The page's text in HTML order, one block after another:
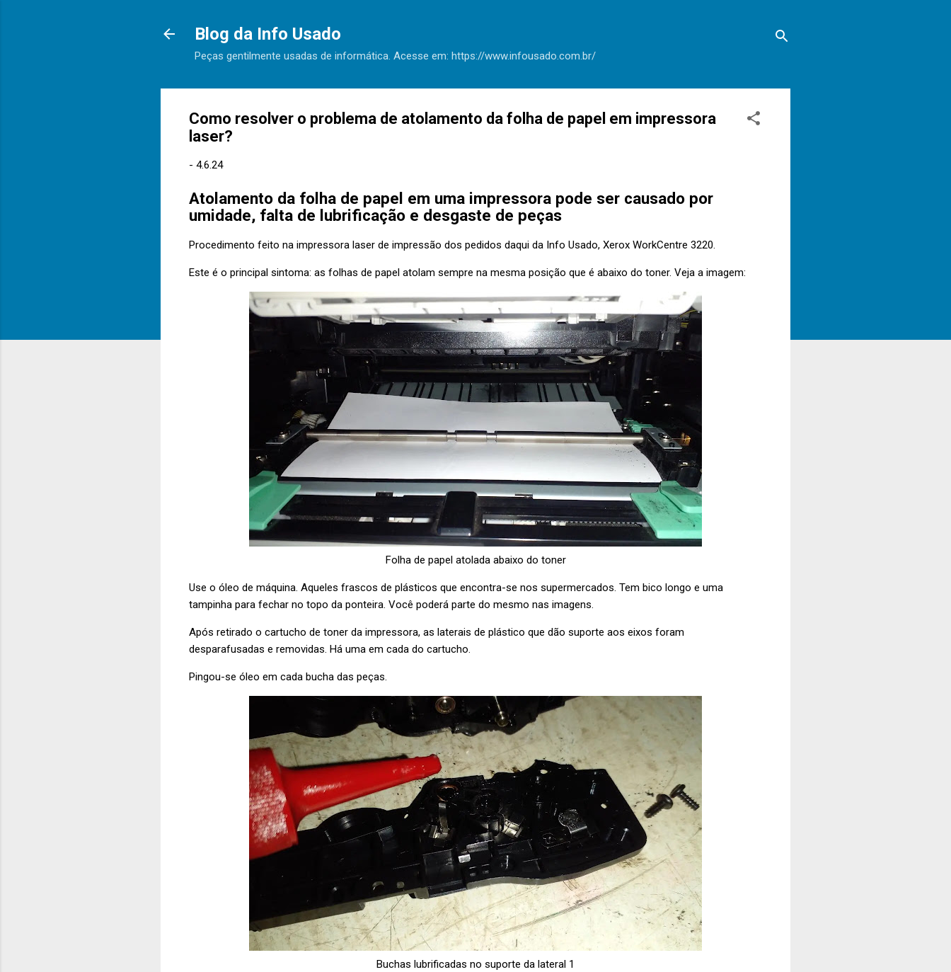
Blog da Info Usado
Peças gentilmente usadas de informática. Acesse em: https://www.infousado.com.br/
Como resolver o problema de atolamento da folha de papel em impressora
laser?
- 4.6.24
Atolamento da folha de papel em uma impressora pode ser causado por
umidade, falta de lubrificação e desgaste de peças
Procedimento feito na impressora laser de impressão dos pedidos daqui da Info Usado, Xerox WorkCentre 3220.
Este é o principal sintoma: as folhas de papel atolam sempre na mesma posição que é abaixo do toner. Veja a imagem:
Folha de papel atolada abaixo do toner
Use o óleo de máquina. Aqueles frascos de plásticos que encontra-se nos supermercados. Tem bico longo e uma
tampinha para fechar no topo da ponteira. Você poderá parte do mesmo nas imagens.
Após retirado o cartucho de toner da impressora, as laterais de plástico que dão suporte aos eixos foram
desparafusadas e removidas. Há uma em cada do cartucho.
Pingou-se óleo em cada bucha das peças.
Buchas lubrificadas no suporte da lateral 1